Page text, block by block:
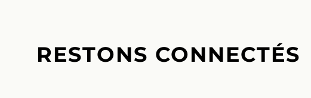
RESTONS CONNECTÉS